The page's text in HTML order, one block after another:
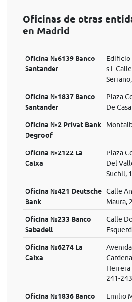
Oficinas de otras
en Madrid
Oficina №6139 Banco
Santander
Edificio
s.i. Calle
Oficina №1837 Banco
Santander
Plaza
De
Oficina №2 Privat Bank
Degroof
Oficina №2122 La
Caixa
Plaza
Del
Suchil,
Oficina №421 Deutsche
Bank
Calle
Maura,
Oficina №233 Banco
Sabadell
Calle
Oficina №6274 La
Caixa
Avenida
Herrera
241-243
Oficina №1836 Banco
Emilio